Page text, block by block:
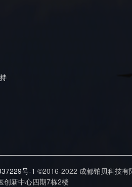
号-1 ©2016-2022 成都铂贝科技
创新中心四期7栋2楼